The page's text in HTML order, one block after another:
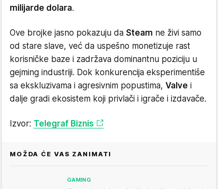
milijarde dolara.
Ove brojke jasno pokazuju da Steam ne živi samo
od stare slave, već da uspešno monetizuje rast
korisničke baze i zadržava dominantnu poziciju u
gejming industriji. Dok konkurencija eksperimentiše
sa ekskluzivama i agresivnim popustima, Valve i
dalje gradi ekosistem koji privlači i igrače i izdavače.
Izvor: Telegraf Biznis
MOŽDA ĆE VAS ZANIMATI
GAMING